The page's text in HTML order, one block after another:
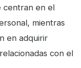
centran en el
mientras
en adquirir
con el